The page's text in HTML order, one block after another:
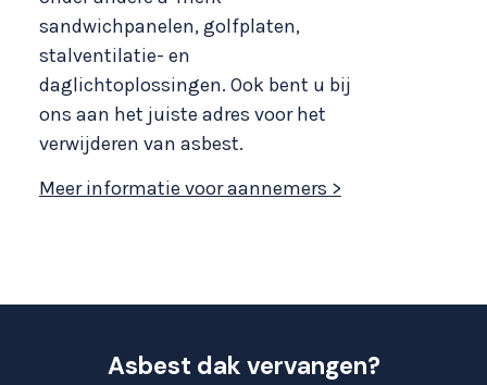
sandwichpanelen, golfplaten,
stalventilatie- en
daglichtoplossingen. Ook bent u bij
ons aan het juiste adres voor het
verwijderen van asbest.
Meer informatie voor aannemers >
Asbest dak vervangen?